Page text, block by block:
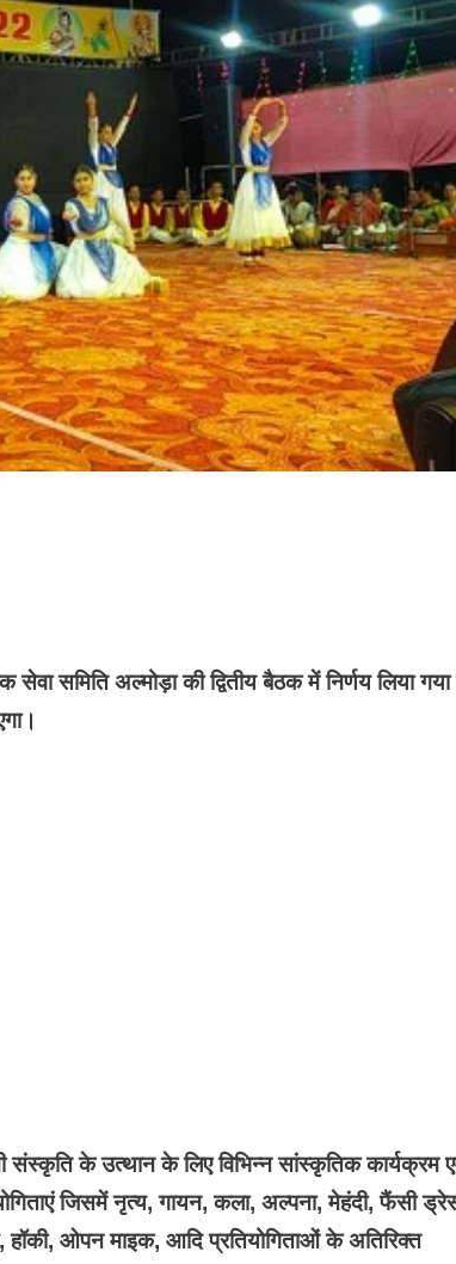
समिति अल्मोड़ा की द्वितीय बैठक में निर्णय लिया
के उत्थान के लिए विभिन्न सांस्कृतिक कार्यक्रम
जिसमें नृत्य, गायन, कला, अल्पना, मेहंदी, फैंसी
ओपन माइक, आदि प्रतियोगिताओं के अतिरिक्त